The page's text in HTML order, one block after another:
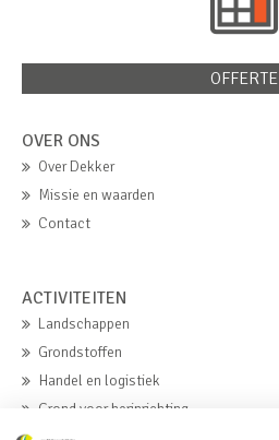
OFFERTE
OVER ONS
Over Dekker
Missie en waarden
Contact
ACTIVITEITEN
Landschappen
Grondstoffen
Handel en logistiek
Grond voor herinrichting